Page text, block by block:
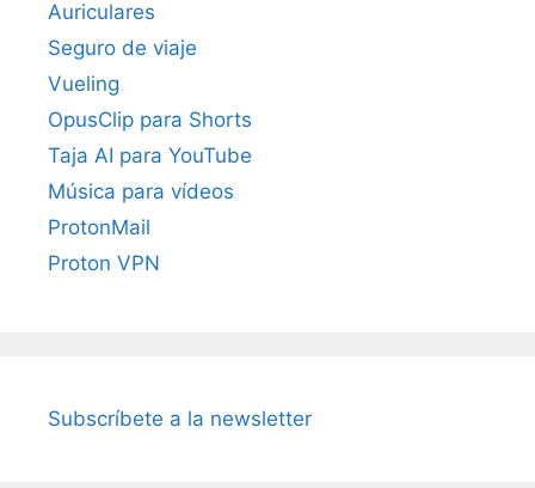
Auriculares
Seguro de viaje
Vueling
OpusClip para Shorts
Taja AI para YouTube
Música para vídeos
ProtonMail
Proton VPN
Subscríbete a la newsletter